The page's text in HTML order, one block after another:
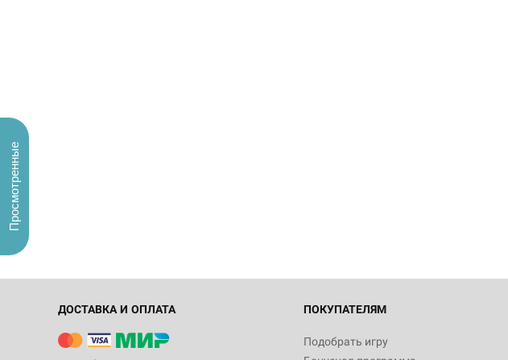
ДОСТАВКА И ОПЛАТА ПОКУПАТЕЛЯМ
Подобрать игру
Просмотренные